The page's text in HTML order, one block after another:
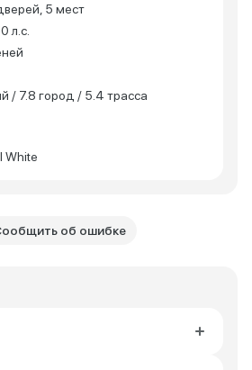
5 мест
л.с.
/ 7.8 город / 5.4 трасса
White
об ошибке